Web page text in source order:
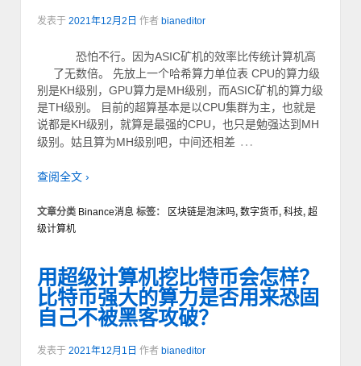
发表于 2021年12月2日 作者 bianeditor
恐怕不行。因为ASIC矿机的效率比传统计算机高
了无数倍。 先放上一个哈希算力单位表 CPU的算力级
别是KH级别，GPU算力是MH级别，而ASIC矿机的算力级
是TH级别。 目前的超算基本是以CPU集群为主，也就是
说都是KH级别，就算是最强的CPU，也只是勉强达到MH
级别。姑且算为MH级别吧，中间还相差 …
查阅全文 ›
文章分类 Binance消息 标签： 区块链是泡沫吗, 数字货币, 科技, 超
级计算机
用超级计算机挖比特币会怎样？
比特币强大的算力是否用来恐固
自己不被黑客攻破？
发表于 2021年12月1日 作者 bianeditor